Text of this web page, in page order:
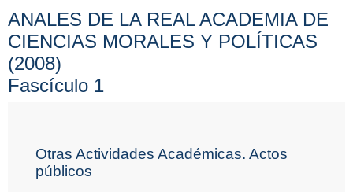
ANALES DE LA REAL ACADEMIA DE
CIENCIAS MORALES Y POLÍTICAS
(2008)
Fascículo 1
Otras Actividades Académicas. Actos
públicos